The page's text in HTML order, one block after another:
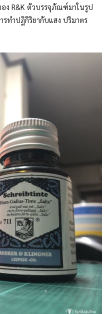
ง R&K ตัวบรรจุภัณฑ์มาในรูป
ทำปฏิกิริยากับแสง ปริมาตร